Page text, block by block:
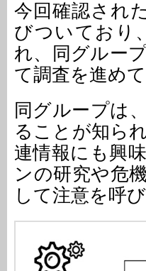
今回確認され
びついており
れ、同グルー
て調査を進め
同グループは
ることが知ら
連情報にも興
ンの研究や危
して注意を呼